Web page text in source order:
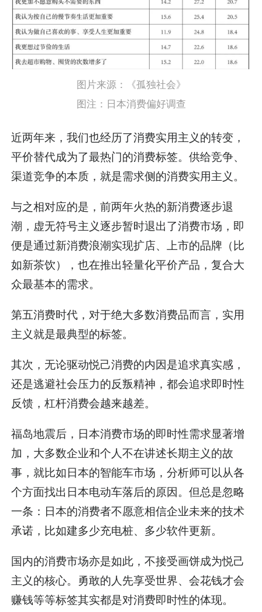
图片来源：《孤独社会》
图注：日本消费偏好调查
近两年来，我们也经历了消费实用主义的转变，
平价替代成为了最热门的消费标签。供给竞争、
渠道竞争的本质，就是需求侧的消费实用主义。
与之相对应的是，前两年火热的新消费逐步退
潮，虚无符号主义逐步暂时退出了消费市场，即
便是通过新消费浪潮实现扩店、上市的品牌（比
如新茶饮），也在推出轻量化平价产品，复合大
众最基本的需求。
第五消费时代，对于绝大多数消费品而言，实用
主义就是最典型的标签。
其次，无论驱动悦己消费的内因是追求真实感，
还是逃避社会压力的反叛精神，都会追求即时性
反馈，杠杆消费会越来越差。
福岛地震后，日本消费市场的即时性需求显著增
加，大多数企业和个人不在讲述长期主义的故
事，就比如日本的智能车市场，分析师可以从各
个方面找出日本电动车落后的原因。但总是忽略
一条：日本的消费者不愿意相信企业未来的技术
承诺，比如建多少充电桩、多少软件更新。
国内的消费市场亦是如此，不接受画饼成为悦己
主义的核心。勇敢的人先享受世界、会花钱才会
赚钱等等标签其实都是对消费即时性的体现。